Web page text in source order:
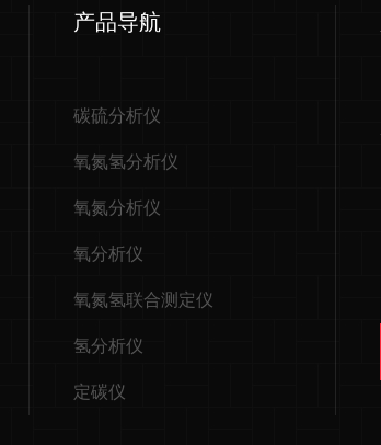
产品导航
碳硫分析仪
氧氮氢分析仪
氧氮分析仪
氧分析仪
氧氮氢联合测定仪
氢分析仪
定碳仪